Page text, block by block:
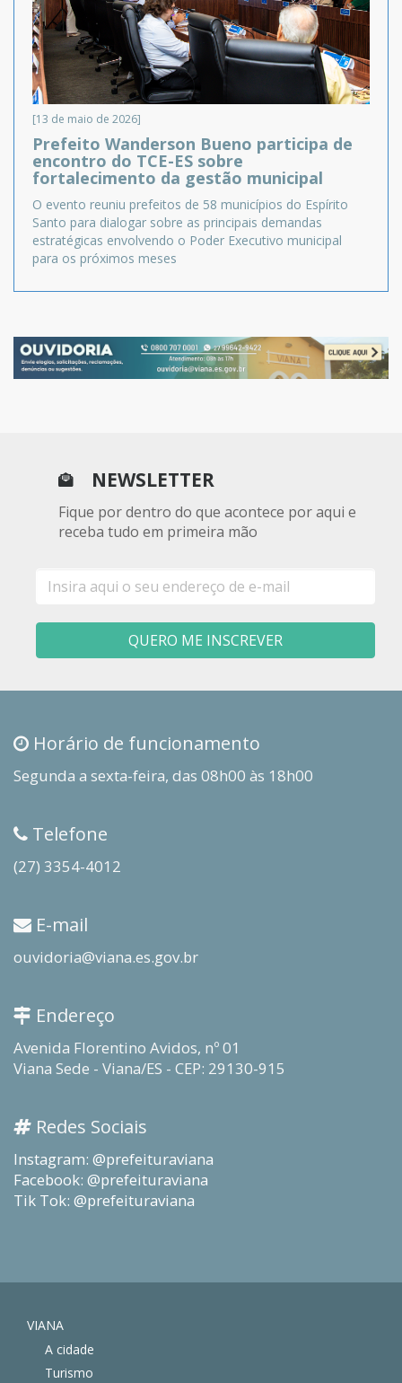
[13 de maio de 2026]
Prefeito Wanderson Bueno participa de
encontro do TCE-ES sobre
fortalecimento da gestão municipal
O evento reuniu prefeitos de 58 municípios do Espírito
Santo para dialogar sobre as principais demandas
estratégicas envolvendo o Poder Executivo municipal
para os próximos meses
NEWSLETTER
Fique por dentro do que acontece por aqui e
receba tudo em primeira mão
mail
QUERO ME INSCREVER
Horário de funcionamento
Segunda a sexta-feira, das 08h00 às 18h00
Telefone
(27) 3354-4012
E-mail
ouvidoria@viana.es.gov.br
Endereço
Avenida Florentino Avidos, nº 01
Viana Sede - Viana/ES - CEP: 29130-915
Redes Sociais
Instagram: @prefeituraviana
Facebook: @prefeituraviana
Tik Tok: @prefeituraviana
VIANA
A cidade
Turismo